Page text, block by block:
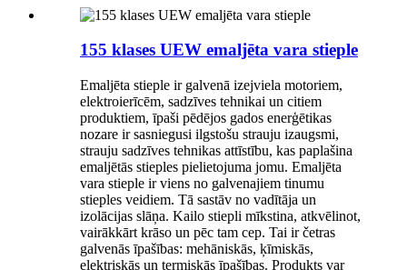
155 klases UEW emaljēta vara stieple
Emaljēta stieple ir galvenā izejviela motoriem,
elektroierīcēm, sadzīves tehnikai un citiem
produktiem, īpaši pēdējos gados enerģētikas
nozare ir sasniegusi ilgstošu strauju izaugsmi,
strauju sadzīves tehnikas attīstību, kas paplašina
emaljētās stieples pielietojuma jomu. Emaljēta
vara stieple ir viens no galvenajiem tinumu
stieples veidiem. Tā sastāv no vadītāja un
izolācijas slāņa. Kailo stiepli mīkstina, atkvēlinot,
vairākkārt krāso un pēc tam cep. Tai ir četras
galvenās īpašības: mehāniskās, ķīmiskās,
elektriskās un termiskās īpašības. Produkts var